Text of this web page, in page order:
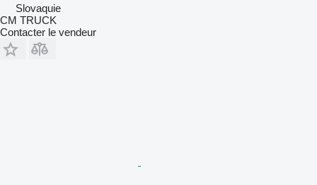
Slovaquie
CM TRUCK
Contacter le vendeur